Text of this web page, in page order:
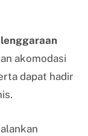
akomodasi
dapat hadir